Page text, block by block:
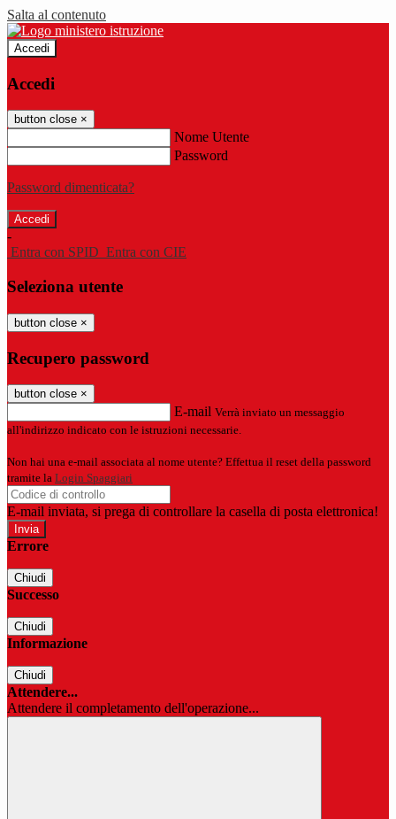
Salta al contenuto
Accedi
Accedi
button close ×
Nome Utente
Password
Password dimenticata?
-
Entra con SPID Entra con CIE
Seleziona utente
button close ×
Recupero password
button close ×
E-mail Verrà inviato un messaggio
all'indirizzo indicato con le istruzioni necessarie.
Non hai una e-mail associata al nome utente? Effettua il reset della password
tramite la Login Spaggiari
E-mail inviata, si prega di controllare la casella di posta elettronica!
Errore
Chiudi
Successo
Chiudi
Informazione
Chiudi
Attendere...
Attendere il completamento dell'operazione...